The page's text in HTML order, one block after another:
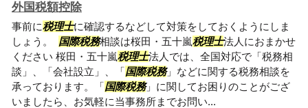
外国税額控除
事前に税理士に確認するなどして対策をしておくようにしま
しょう。 国際税務相談は桜田・五十嵐税理士法人におまかせ
ください 桜田・五十嵐税理士法人では、全国対応で「税務相
談」、「会社設立」、「国際税務」などに関する税務相談を
承っております。「国際税務」に関してお困りのことがござ
いましたら、お気軽に当事務所までお問い...